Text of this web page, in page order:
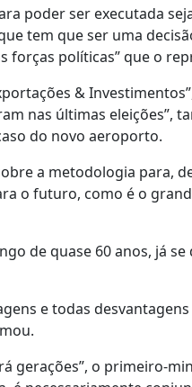
poder ser executada
tem que ser uma
políticas” que o
&
nas últimas eleições”,
do novo aeroporto.
a metodologia para,
o futuro, como é o
de quase 60 anos, já
e todas
gerações”, o primeiro-